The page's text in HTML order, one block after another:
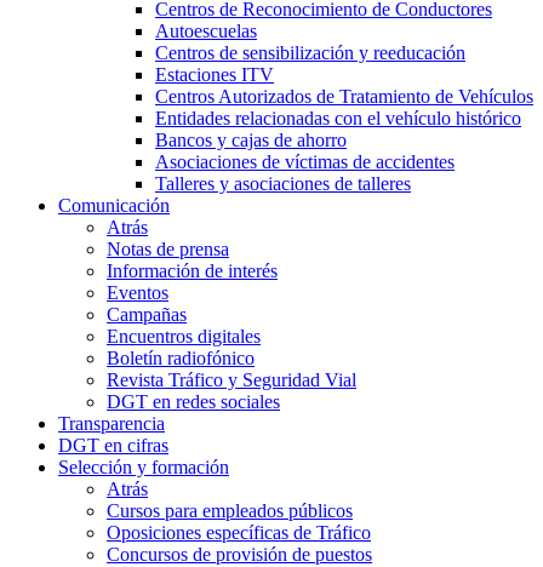
Centros de Reconocimiento de Conductores
Autoescuelas
Centros de sensibilización y reeducación
Estaciones ITV
Centros Autorizados de Tratamiento de Vehículos
Entidades relacionadas con el vehículo histórico
Bancos y cajas de ahorro
Asociaciones de víctimas de accidentes
Talleres y asociaciones de talleres
Comunicación
Atrás
Notas de prensa
Información de interés
Eventos
Campañas
Encuentros digitales
Boletín radiofónico
Revista Tráfico y Seguridad Vial
DGT en redes sociales
Transparencia
DGT en cifras
Selección y formación
Atrás
Cursos para empleados públicos
Oposiciones específicas de Tráfico
Concursos de provisión de puestos